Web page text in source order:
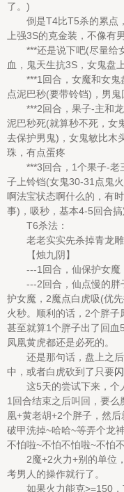
了。)
倒是T4比T5杀的累点，
上强3S的克金装，不像有
***还是说下吧(尽量给女
血，鬼天生抗3S，女鬼盘
***1回合，女魔和女鬼
点泥巴秒(要带铃铛)，男鬼
***2回合，果子-主和龙
泥巴秒死(就算秒不死，女
去保护男鬼)，女鬼敏比木
珠，有点蛋疼
***3回合，1个果子-老
子上铃铛(女鬼30-31点鬼
啊法宝状态啊什么的，有
事)，吸秒，基本4-5回合搞
T6杀法：
老老实实先杀掉青龙雕
【烛九阴】
---1回合，仙保护女魔，
---2回合，仙点慢的胖
护女魔，2魔点白虎吸(优
火秒。顺利的话，2个胖子
甚至就算1个胖子出了回
凤凰黄虎都还是必死的。
还是那句话，盘上之后
中，或者白虎砍到了只要
这5天的尝试下来，个
1回合结束之后叫回，要
凰+黄老胡+2个胖子，然
破甲洗掉~哈哈~等弄个龙
不怕啦~不怕不怕啦~不怕
2魔+2火力+别的单位，
考男人的操作就行了。
如果火力能克>=150，